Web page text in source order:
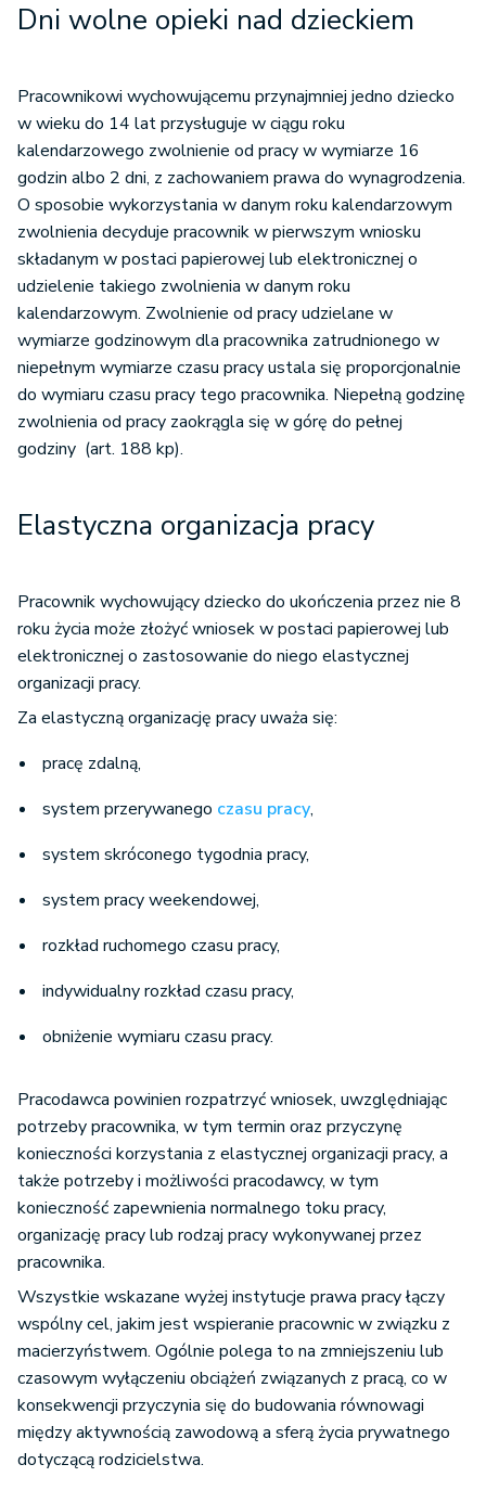
Dni wolne opieki nad dzieckiem
Pracownikowi wychowującemu przynajmniej jedno dziecko
w wieku do 14 lat przysługuje w ciągu roku
kalendarzowego zwolnienie od pracy w wymiarze 16
godzin albo 2 dni, z zachowaniem prawa do wynagrodzenia.
O sposobie wykorzystania w danym roku kalendarzowym
zwolnienia decyduje pracownik w pierwszym wniosku
składanym w postaci papierowej lub elektronicznej o
udzielenie takiego zwolnienia w danym roku
kalendarzowym. Zwolnienie od pracy udzielane w
wymiarze godzinowym dla pracownika zatrudnionego w
niepełnym wymiarze czasu pracy ustala się proporcjonalnie
do wymiaru czasu pracy tego pracownika. Niepełną godzinę
zwolnienia od pracy zaokrągla się w górę do pełnej
godziny (art. 188 kp).
Elastyczna organizacja pracy
Pracownik wychowujący dziecko do ukończenia przez nie 8
roku życia może złożyć wniosek w postaci papierowej lub
elektronicznej o zastosowanie do niego elastycznej
organizacji pracy.
Za elastyczną organizację pracy uważa się:
pracę zdalną,
system przerywanego czasu pracy,
system skróconego tygodnia pracy,
system pracy weekendowej,
rozkład ruchomego czasu pracy,
indywidualny rozkład czasu pracy,
obniżenie wymiaru czasu pracy.
Pracodawca powinien rozpatrzyć wniosek, uwzględniając
potrzeby pracownika, w tym termin oraz przyczynę
konieczności korzystania z elastycznej organizacji pracy, a
także potrzeby i możliwości pracodawcy, w tym
konieczność zapewnienia normalnego toku pracy,
organizację pracy lub rodzaj pracy wykonywanej przez
pracownika.
Wszystkie wskazane wyżej instytucje prawa pracy łączy
wspólny cel, jakim jest wspieranie pracownic w związku z
macierzyństwem. Ogólnie polega to na zmniejszeniu lub
czasowym wyłączeniu obciążeń związanych z pracą, co w
konsekwencji przyczynia się do budowania równowagi
między aktywnością zawodową a sferą życia prywatnego
dotyczącą rodzicielstwa.